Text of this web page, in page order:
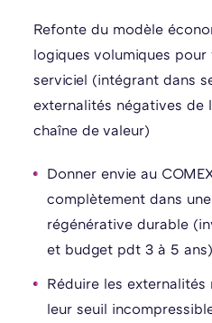
Refonte du modèle
logiques volumiques
serviciel (intégrant dans
externalités négatives de
chaîne de valeur)​
Donner envie au
complètement dans
régénérative durable
et budget pdt 3 à 5 ans)​
Réduire les
leur seuil